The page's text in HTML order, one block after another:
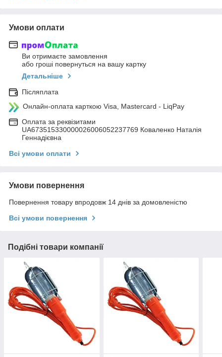
Умови оплати
Ви отримаєте замовлення
або гроші повернуться на вашу картку
Детальніше
Післяплата
Онлайн-оплата карткою Visa, Mastercard - LiqPay
Оплата за реквізитами
UA673515330000026006052237769 Коваленко Наталія
Геннадієвна
Всі умови оплати
Умови повернення
Повернення товару впродовж 14 днів за домовленістю
Всі умови повернення
Подібні товари компанії